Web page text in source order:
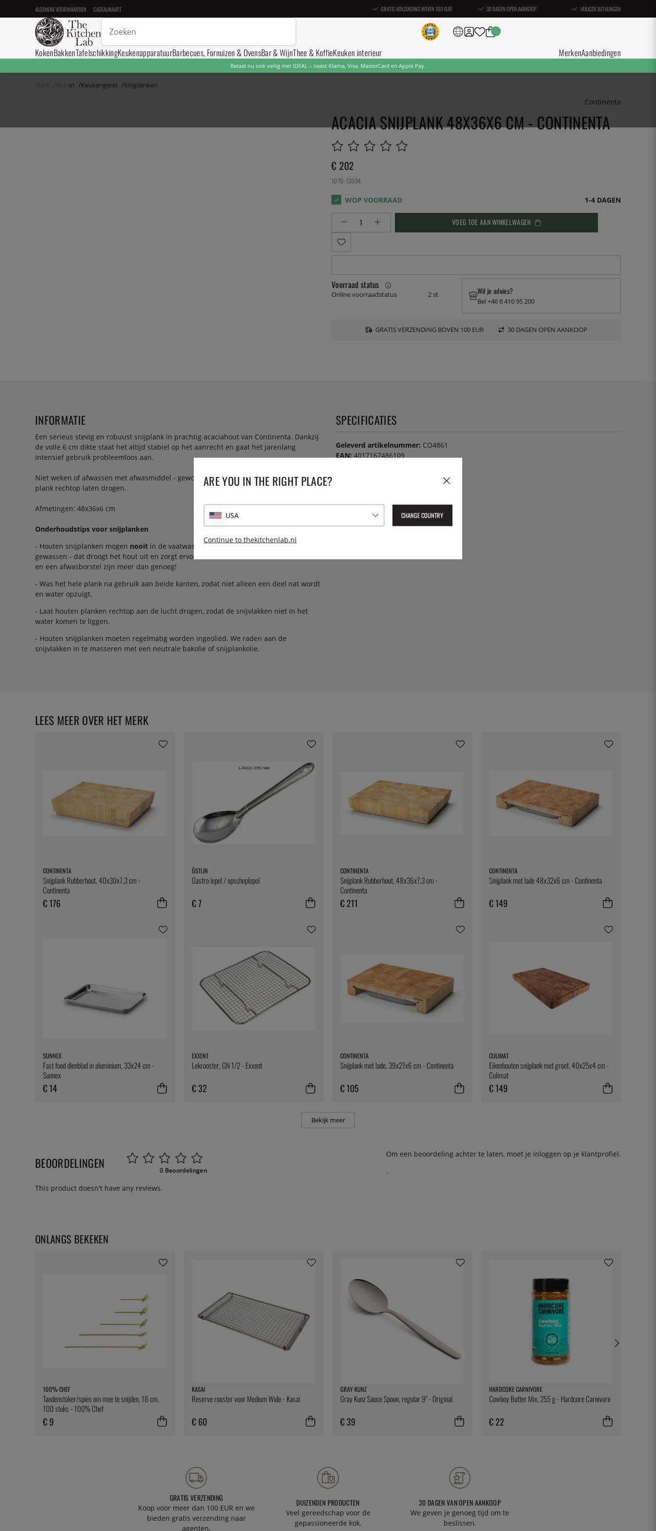
ALGEMENE VOORWAARDEN CADEAUKAART GRATIS VERZENDING BOVEN 100 EUR 30 DAGEN OPEN AANKOOP VEILIGDE BETALINGEN
KokenBakkenTafelschikkingKeukenapparatuurBarbecues, Fornuizen & OvensBar & WijnThee & KoffieKeuken interieur MerkenAanbiedingen
Betaal nu ook veilig met iDEAL – naast Klarna, Visa, MasterCard en Apple Pay.
Start Koken Keukengerei Snijplanken
Continenta
ACACIA SNIJPLANK 48X36X6 CM - CONTINENTA
€ 202
1070-13394
1-4 DAGEN
VOEG TOE AAN WINKELWAGEN
Voorraad status
Online voorraadstatus 2 st Wil je advies?
Bel +46 8 410 95 200
GRATIS VERZENDING BOVEN 100 EUR 30 DAGEN OPEN AANKOOP
INFORMATIE
Een serieus stevig en robuust snijplank in prachtig acaciahout van Continenta. Dankzij
de volle 6 cm dikte staat het altijd stabiel op het aanrecht en gaat het jarenlang
intensief gebruik probleemloos aan.
Niet weken of afwassen met afwasmiddel - gewoon reinigen met warm water en het
plank rechtop laten drogen.
Afmetingen: 48x36x6 cm
Onderhoudstips voor snijplanken
- Houten snijplanken mogen nooit in de vaatwasser of met afwasmiddel worden
gewassen - dat droogt het hout uit en zorgt ervoor dat het kan scheuren. Warm water
en een afwasborstel zijn meer dan genoeg!
- Was het hele plank na gebruik aan beide kanten, zodat niet alleen een deel nat wordt
en water opzuigt.
- Laat houten planken rechtop aan de lucht drogen, zodat de snijvlakken niet in het
water komen te liggen.
- Houten snijplanken moeten regelmatig worden ingeoliëd. We raden aan de
snijvlakken in te masseren met een neutrale bakolie of snijplankolie.
SPECIFICATIES
Geleverd artikelnummer: CO4861
EAN:4017167486109
CONTINENTA
Snijplank Rubberhout, 40x30x7,3 cm -
Continenta
€ 176
ÖSTLIN
Gastro lepel / opscheplepel
€ 7
CONTINENTA
Snijplank Rubberhout, 48x36x7,3 cm -
Continenta
€ 211
CONTINENTA
Snijplank met lade 48x32x6 cm - Continenta
€ 149
SUNNEX
Fast food dienblad in aluminium, 33x24 cm -
Sunnex
€ 14
EXXENT
Lekrooster, GN 1/2 - Exxent
€ 32
CONTINENTA
Snijplank met lade, 39x27x6 cm - Continenta
€ 105
CULIMAT
Eikenhouten snijplank met groef, 40x25x4 cm -
Culimat
€ 149
Bekijk meer
LEES MEER OVER HET MERK
BEOORDELINGEN 0 Beoordelingen
Om een beoordeling achter te laten, moet je inloggen op je klantprofiel.
.
This product doesn't have any reviews.
ONLANGS BEKEKEN
100% CHEF
Tandenstoker/spies om mee te snijden, 18 cm,
100 stuks - 100% Chef
€ 9
KASAI
Reserve rooster voor Medium Wide - Kasai
€ 60
GRAY KUNZ
Gray Kunz Sauce Spoon, regular 9" - Original
€ 39
HARDCORE CARNIVORE
Cowboy Butter Mix, 255 g - Hardcore Carnivore
€ 22
GRATIS VERZENDING
Koop voor meer dan 100 EUR en we
bieden gratis verzending naar
agenten.
DUIZENDEN PRODUCTEN
Veel gereedschap voor de
gepassioneerde kok.
30 DAGEN VAN OPEN AANKOOP
We geven je genoeg tijd om te
beslissen.
ARE YOU IN THE RIGHT PLACE?
USA CHANGE COUNTRY
Continue to thekitchenlab.nl